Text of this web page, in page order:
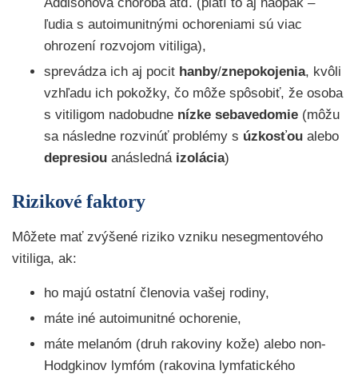
ľudia s autoimunitnými ochoreniami sú viac
ohrození rozvojom vitiliga),
sprevádza ich aj pocit hanby/znepokojenia, kvôli
vzhľadu ich pokožky, čo môže spôsobiť, že osoba
s vitiligom nadobudne nízke sebavedomie (môžu
sa následne rozvinúť problémy s úzkosťou alebo
depresiou anásledná izolácia)
Rizikové faktory
Môžete mať zvýšené riziko vzniku nesegmentového
vitiliga, ak:
ho majú ostatní členovia vašej rodiny,
máte iné autoimunitné ochorenie,
máte melanóm (druh rakoviny kože) alebo non-
Hodgkinov lymfóm (rakovina lymfatického